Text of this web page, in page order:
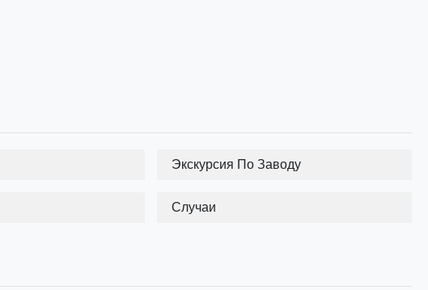
Экскурсия По Заводу
Случаи